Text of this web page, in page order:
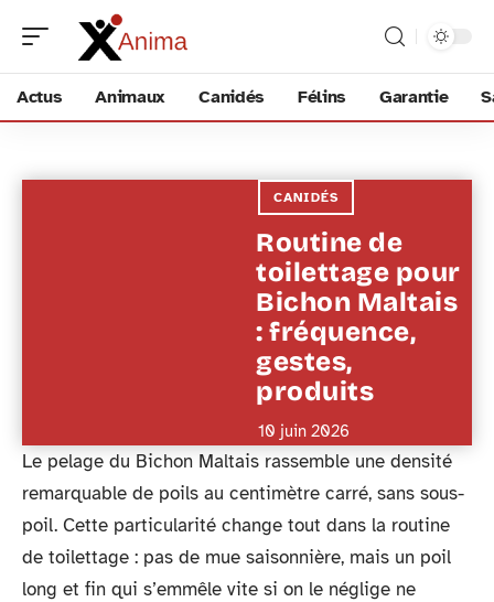
Actus Animaux Canidés Félins Garantie
CANIDÉS
Routine de
toilettage pour
Bichon Maltais
: fréquence,
gestes,
produits
10 juin 2026
Le pelage du Bichon Maltais rassemble une densité
remarquable de poils au centimètre carré, sans sous-
poil. Cette particularité change tout dans la routine
de toilettage : pas de mue saisonnière, mais un poil
long et fin qui s’emmêle vite si on le néglige ne